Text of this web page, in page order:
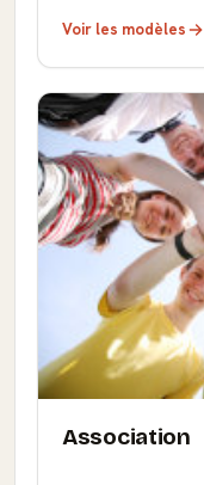
Voir les modèles
Association